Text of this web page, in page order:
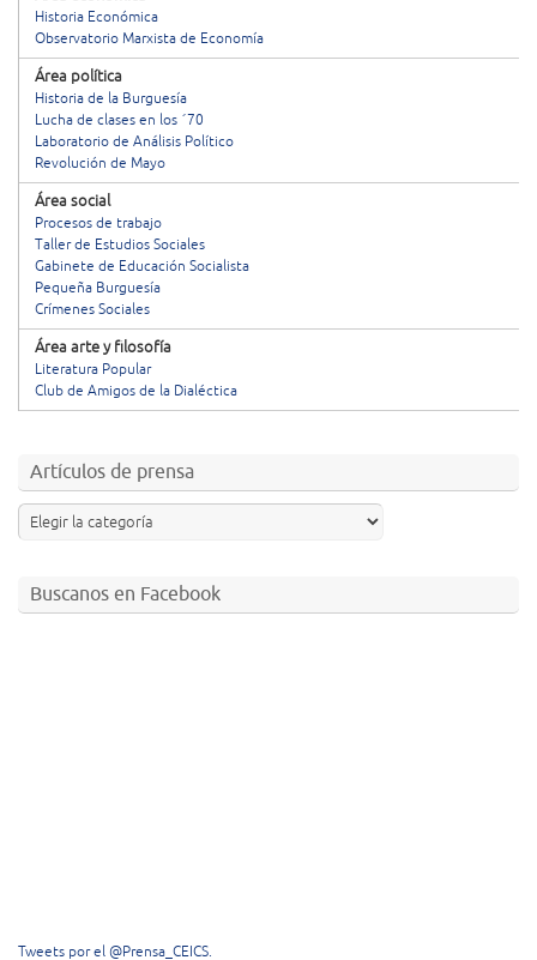
Historia Económica
Observatorio Marxista de Economía
Área política
Historia de la Burguesía
Lucha de clases en los ´70
Laboratorio de Análisis Político
Revolución de Mayo
Área social
Procesos de trabajo
Taller de Estudios Sociales
Gabinete de Educación Socialista
Pequeña Burguesía
Crímenes Sociales
Área arte y filosofía
Literatura Popular
Club de Amigos de la Dialéctica
Artículos de prensa
Buscanos en Facebook
Tweets por el @Prensa_CEICS.